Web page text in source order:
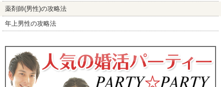
薬剤師(男性)の攻略法
年上男性の攻略法